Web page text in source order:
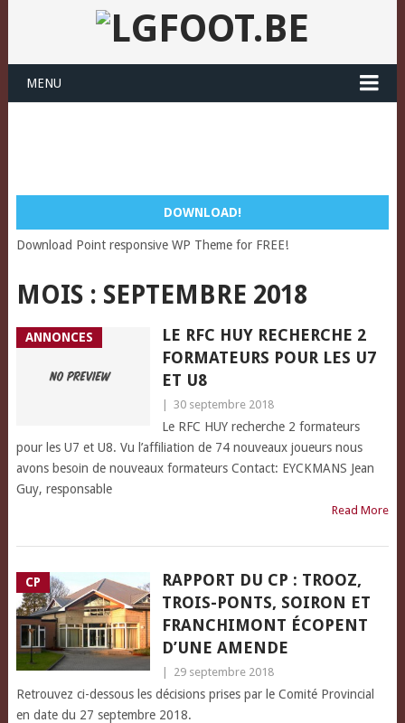
MENU
DOWNLOAD!
Download Point responsive WP Theme for FREE!
MOIS : SEPTEMBRE 2018
ANNONCES
LE RFC HUY RECHERCHE 2
FORMATEURS POUR LES U7
ET U8
30 septembre 2018
Le RFC HUY recherche 2 formateurs
pour les U7 et U8. Vu l’affiliation de 74 nouveaux joueurs nous
avons besoin de nouveaux formateurs Contact: EYCKMANS Jean
Guy, responsable
Read More
CP
RAPPORT DU CP : TROOZ,
TROIS-PONTS, SOIRON ET
FRANCHIMONT ÉCOPENT
D’UNE AMENDE
29 septembre 2018
Retrouvez ci-dessous les décisions prises par le Comité Provincial
en date du 27 septembre 2018.